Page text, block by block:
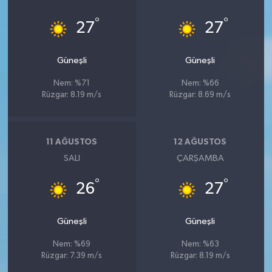
27°
Güneşli
Nem: %71
Rüzgar: 8.19 m/s
27°
Güneşli
Nem: %66
Rüzgar: 8.69 m/s
11 AĞUSTOS
SALI
26°
Güneşli
Nem: %69
Rüzgar: 7.39 m/s
12 AĞUSTOS
ÇARŞAMBA
27°
Güneşli
Nem: %63
Rüzgar: 8.19 m/s